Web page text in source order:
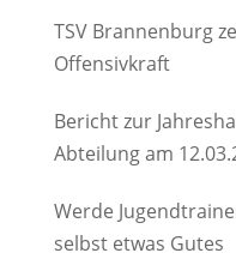
TSV Brannenburg
Offensivkraft
Bericht zur
Abteilung am
Werde
selbst etwas Gutes